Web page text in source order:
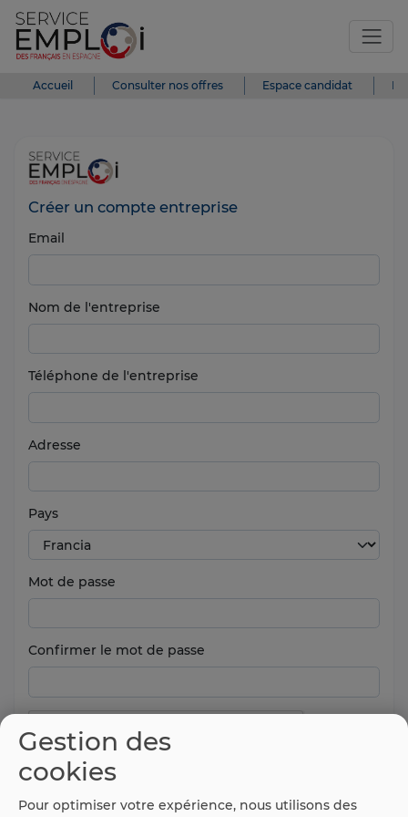
Accueil Consulter nos offres Espace candidat
Créer un compte entreprise
Email
Nom de l'entreprise
Téléphone de l'entreprise
Adresse
Pays
Mot de passe
Confirmer le mot de passe
Gestion des
cookies
Pour optimiser votre expérience, nous utilisons des